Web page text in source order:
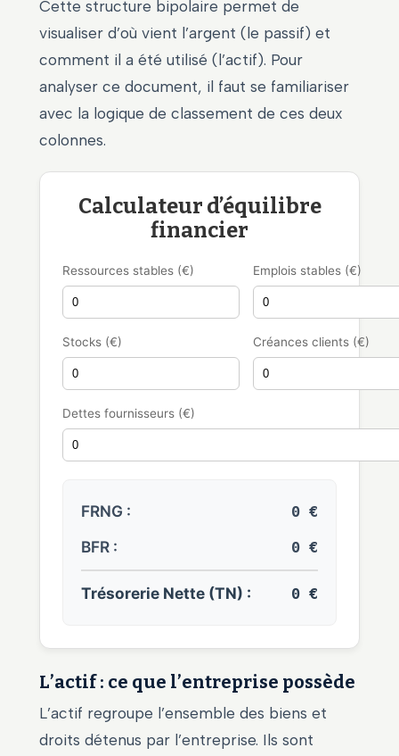
Cette structure bipolaire permet de
visualiser d’où vient l’argent (le passif) et
comment il a été utilisé (l’actif). Pour
analyser ce document, il faut se familiariser
avec la logique de classement de ces deux
colonnes.
Calculateur d’équilibre
financier
Ressources stables (€) Emplois stables (€)
Stocks (€) Créances clients (€)
Dettes fournisseurs (€)
FRNG : 0 €
BFR : 0 €
Trésorerie Nette (TN) : 0 €
L’actif : ce que l’entreprise possède
L’actif regroupe l’ensemble des biens et
droits détenus par l’entreprise. Ils sont